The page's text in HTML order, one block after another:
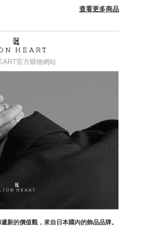
查看更多商品
官方購物網站
新的價值觀，來自日本國內的飾品品牌。